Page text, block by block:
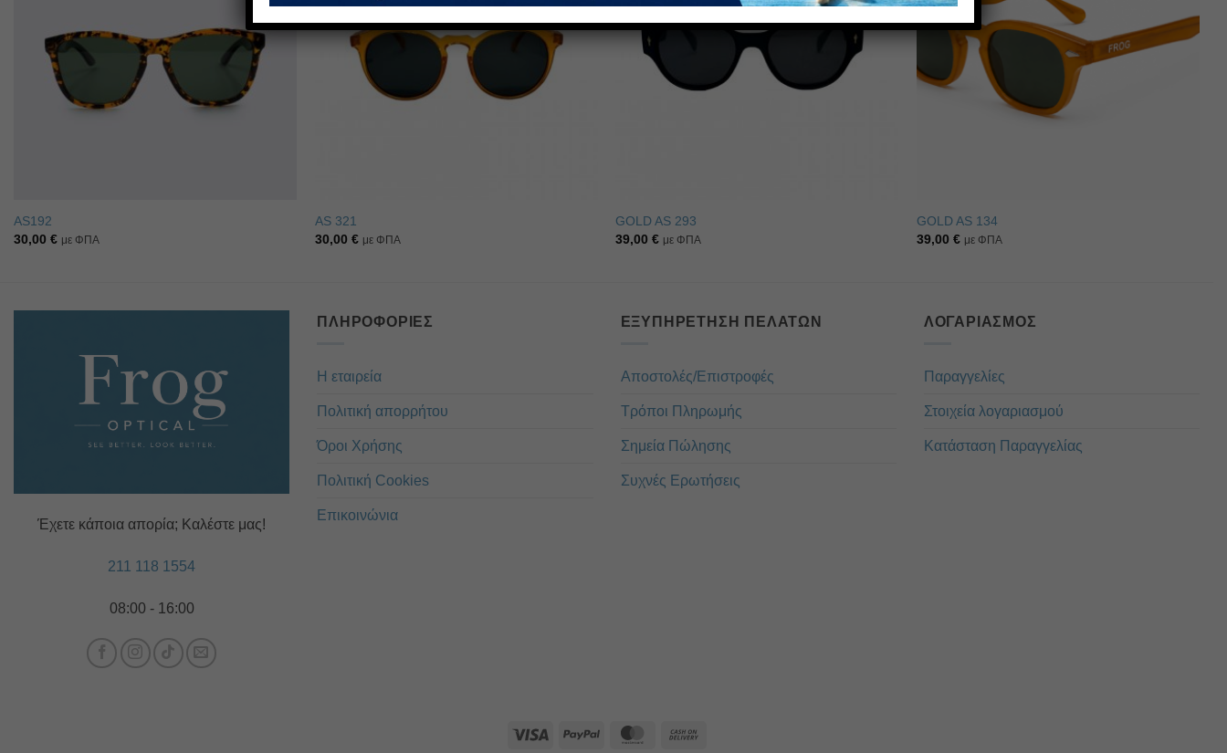
AS192
30,00 € με ΦΠΑ
AS 321
30,00 € με ΦΠΑ
GOLD AS 293
39,00€ με ΦΠΑ
GOLD AS 134
39,00€ με ΦΠΑ
Έχετε κάποια απορία; Καλέστε μας!
211 118 1554
08:00 - 16:00
ΠΛΗΡΟΦΟΡΊΕΣ
Η εταιρεία
Πολιτική απορρήτου
Όροι Χρήσης
Πολιτική Cookies
Επικοινώνια
ΕΞΥΠΗΡΈΤΗΣΗ ΠΕΛΑΤΏΝ
Αποστολές/Επιστροφές
Τρόποι Πληρωμής
Σημεία Πώλησης
Συχνές Ερωτήσεις
ΛΟΓΑΡΙΑΣΜΌΣ
Παραγγελίες
Στοιχεία λογαριασμού
Κατάσταση Παραγγελίας